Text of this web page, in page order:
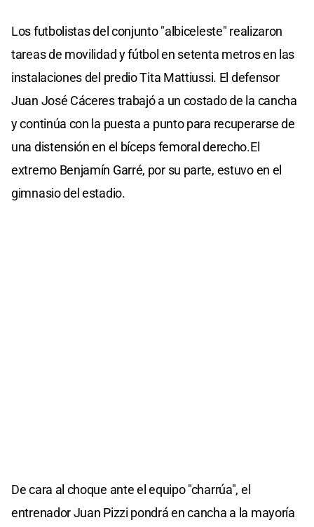
Los futbolistas del conjunto "albiceleste" realizaron
tareas de movilidad y fútbol en setenta metros en las
instalaciones del predio Tita Mattiussi. El defensor
Juan José Cáceres trabajó a un costado de la cancha
y continúa con la puesta a punto para recuperarse de
una distensión en el bíceps femoral derecho.El
extremo Benjamín Garré, por su parte, estuvo en el
gimnasio del estadio.
De cara al choque ante el equipo "charrúa", el
entrenador Juan Pizzi pondrá en cancha a la mayoría